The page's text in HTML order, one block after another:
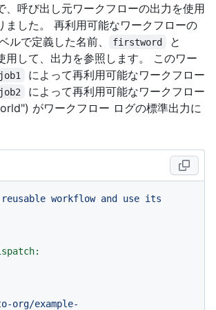
、呼び出し元ワークフローの出力を使用
ました。 再利用可能なワークフローの
ルで定義した名前、
firstword と
用して、出力を参照します。 このワー
job1
によって再利用可能なワークフロー
job2
によって再利用可能なワークフロー
がワークフロー ログの標準出力に
reusable workflow and use its
org/example-